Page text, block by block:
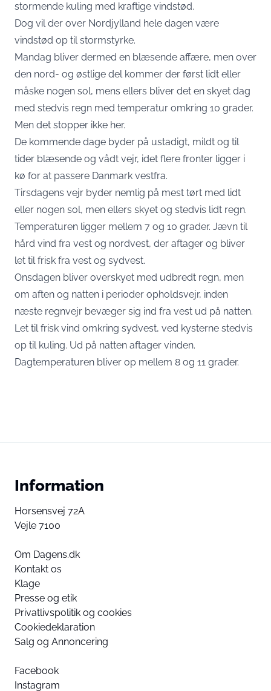
stormende kuling med kraftige vindstød.
Dog vil der over Nordjylland hele dagen være
vindstød op til stormstyrke.
Mandag bliver dermed en blæsende affære, men over
den nord- og østlige del kommer der først lidt eller
måske nogen sol, mens ellers bliver det en skyet dag
med stedvis regn med temperatur omkring 10 grader.
Men det stopper ikke her.
De kommende dage byder på ustadigt, mildt og til
tider blæsende og vådt vejr, idet flere fronter ligger i
kø for at passere Danmark vestfra.
Tirsdagens vejr byder nemlig på mest tørt med lidt
eller nogen sol, men ellers skyet og stedvis lidt regn.
Temperaturen ligger mellem 7 og 10 grader. Jævn til
hård vind fra vest og nordvest, der aftager og bliver
let til frisk fra vest og sydvest.
Onsdagen bliver overskyet med udbredt regn, men
om aften og natten i perioder opholdsvejr, inden
næste regnvejr bevæger sig ind fra vest ud på natten.
Let til frisk vind omkring sydvest, ved kysterne stedvis
op til kuling. Ud på natten aftager vinden.
Dagtemperaturen bliver op mellem 8 og 11 grader.
Information
Horsensvej 72A
Vejle 7100
Om Dagens.dk
Kontakt os
Klage
Presse og etik
Privatlivspolitik og cookies
Cookiedeklaration
Salg og Annoncering
Facebook
Instagram